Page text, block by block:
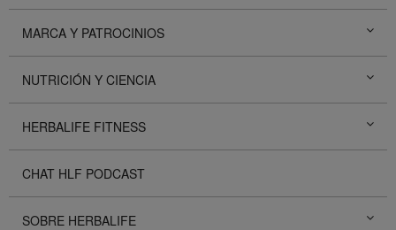
MARCA Y PATROCINIOS
NUTRICIÓN Y CIENCIA
HERBALIFE FITNESS
CHAT HLF PODCAST
SOBRE HERBALIFE